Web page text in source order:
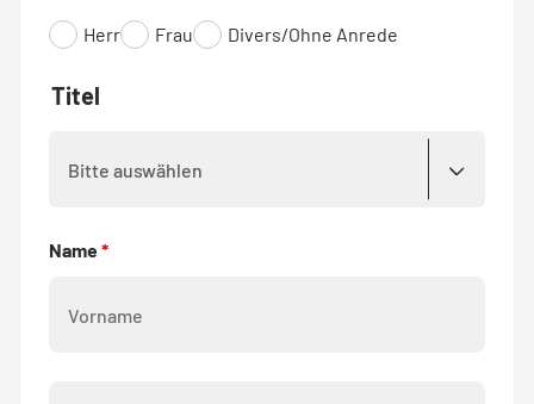
Herr Frau Divers/Ohne Anrede
Titel
Name*